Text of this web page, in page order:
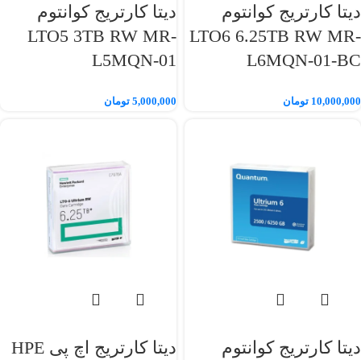
دیتا کارتریج کوانتوم
LTO6 6.25TB RW MR-
L6MQN-01-BC
10,000,000 تومان
دیتا کارتریج کوانتوم
LTO5 3TB RW MR-
L5MQN-01
5,000,000 تومان
دیتا کارتریج کوانتوم
دیتا کارتریج اچ پی HPE